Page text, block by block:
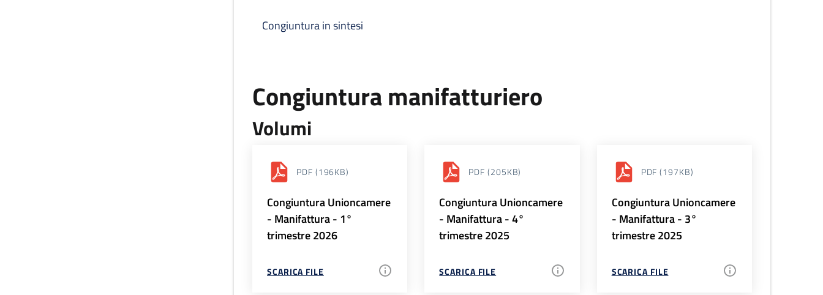
Congiuntura in sintesi
Congiuntura manifatturiero
Volumi
PDF (196KB)
Congiuntura Unioncamere
- Manifattura - 1°
trimestre 2026
SCARICA FILE
PDF (205KB)
Congiuntura Unioncamere
- Manifattura - 4°
trimestre 2025
SCARICA FILE
PDF (197KB)
Congiuntura Unioncamere
- Manifattura - 3°
trimestre 2025
SCARICA FILE